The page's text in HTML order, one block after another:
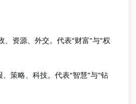
、资源、外交。代表“财富”与“权
、策略、科技。代表“智慧”与“钻